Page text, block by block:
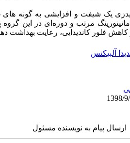
یک شیفت و افزایشی به گونه های
مرتب و دوره‌ای در این گروه
فلور کاندیدایی، رعایت بهداشت
آلبیکنس
ارسال پیام به نویسنده مسئول